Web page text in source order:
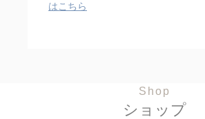
はこちら
Shop
ショップ